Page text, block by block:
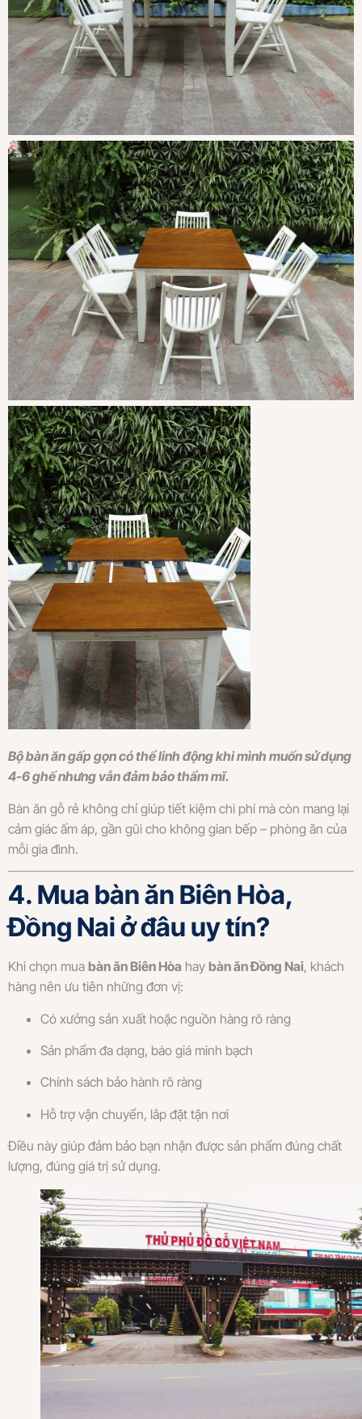
Bộ bàn ăn gấp gọn có thể linh động khi mình muốn sử dụng
4-6 ghế nhưng vẫn đảm bảo thẩm mĩ.
Bàn ăn gỗ rẻ không chỉ giúp tiết kiệm chi phí mà còn mang lại
cảm giác ấm áp, gần gũi cho không gian bếp – phòng ăn của
mỗi gia đình.
4. Mua bàn ăn Biên Hòa,
Đồng Nai ở đâu uy tín?
Khi chọn mua bàn ăn Biên Hòa hay bàn ăn Đồng Nai, khách
hàng nên ưu tiên những đơn vị:
Có xưởng sản xuất hoặc nguồn hàng rõ ràng
Sản phẩm đa dạng, báo giá minh bạch
Chính sách bảo hành rõ ràng
Hỗ trợ vận chuyển, lắp đặt tận nơi
Điều này giúp đảm bảo bạn nhận được sản phẩm đúng chất
lượng, đúng giá trị sử dụng.